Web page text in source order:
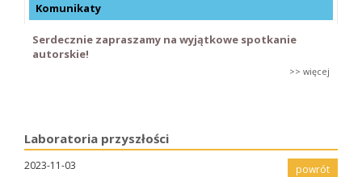
Komunikaty
Serdecznie zapraszamy na wyjątkowe spotkanie
autorskie!
>> więcej
Laboratoria przyszłości
powrót
2023-11-03